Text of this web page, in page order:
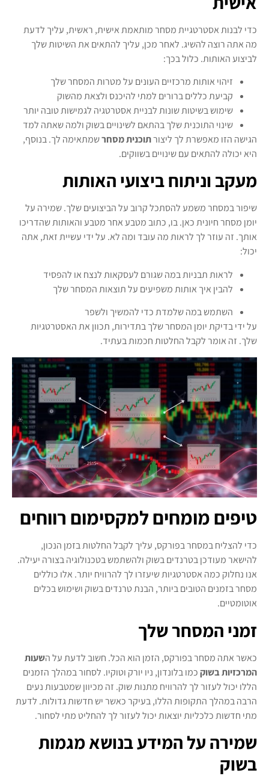
כדי לבנות אסטרטגיית מסחר מותאמת אישית, ראשית, עליך לדעת
מה אתה רוצה להשיג. לאחר מכן, עליך להתאים את השיטות שלך
לביצוע האותות. כלול בכך:
זיהוי אותות מרכזיים העונים על מטרות המסחר שלך
קביעת כללים ברורים למתי להיכנס ולצאת מהשוק
שימוש בשיטות שונות לבניית אסטרטגיה לגמישות טובה יותר
שינוי התוכנית שלך בהתאם לשינויים בשוק ולמה שאתה למד
הגישה הזו מאפשרת לך ליצורתוכנית מסחרשמתאימה לך. בנוסף,
היא יכולה להתאים עם שינויים בשווקים.
מעקב וניתוח ביצועי האותות
שיפור במסחר משמע להסתכל קרוב על הביצועים שלך. שמירה על
יומן מסחר חיונית כאן. בו, כתוב מטבע אחר מטבע והאותות שהדריכו
אותך. זה עוזר לך לראות מה עובד ומה לא. על ידי עשיית זאת, אתה
יכול:
לראות תבניות במה שגורם לעסקאות לנצח או להפסיד
להבין איך אותות משפיעים על תוצאות המסחר שלך
השתמש במה שלמדת כדי להמשיך ולשפר
על ידי בדיקת יומן המסחר שלך בתדירות, תכוון את האסטרטגיות
שלך. זה אומר לקבל החלטות חכמות בעתיד.
טיפים מומחים למקסימום רווחים
כדי להצליח במסחר בפורקס, עליך לקבל החלטות בזמן הנכון,
להישאר מעודכן בטרנדים בשוק ולהשתמש בטכנולוגיה בצורה יעילה.
אנו נחלוק כמה אסטרטגיות שיעזרו לך להרוויח יותר. אלו כוללים
מסחר בזמנים הטובים ביותר, הבנת טרנדים בשוק ושימוש בכלים
אוטומטיים.
זמני המסחר שלך
כאשר אתה מסחר בפורקס, הזמן הוא הכל. חשוב לדעת על השעות
המרכזיות בשוקכמו בלונדון, ניו יורק וטוקיו. לסחור במהלך הזמנים
הללו יכול לעזור לך להרוויח מתנות שוק. זה מכיוון שמטבעות נעים
הרבה במהלך התקופות הללו, בעיקר כאשר יש חדשות גדולות. לדעת
מתי חדשות כלכליות יוצאות יכול לעזור לך להחליט מתי לסחור.
שמירה על המידע בנושא מגמות
בשוק